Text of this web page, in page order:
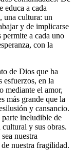
educa a cada
una cultura: un
y de implicarse
permite a cada uno
con la
de Dios que ha
esfuerzos, en la
mediante el amor,
más grande que la
y cansancio.
parte ineludible de
y sus obras.
nuestra
nuestra fragilidad.